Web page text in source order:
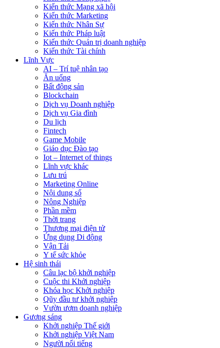
Kiến thức Mạng xã hội
Kiến thức Marketing
Kiến thức Nhân Sự
Kiến thức Pháp luật
Kiến thức Quản trị doanh nghiệp
Kiến thức Tài chính
Lĩnh Vực
AI – Trí tuệ nhân tạo
Ăn uống
Bất động sản
Blockchain
Dịch vụ Doanh nghiệp
Dịch vụ Gia đình
Du lịch
Fintech
Game Mobile
Giáo dục Đào tạo
Iot – Internet of things
Lĩnh vực khác
Lưu trú
Marketing Online
Nội dung số
Nông Nghiệp
Phần mềm
Thời trang
Thương mại điện tử
Ứng dụng Di động
Vận Tải
Y tế sức khỏe
Hệ sinh thái
Câu lạc bộ khởi nghiệp
Cuộc thi Khởi nghiệp
Khóa học Khởi nghiệp
Qũy đầu tư khởi nghiệp
Vườn ươm doanh nghiệp
Gương sáng
Khởi nghiệp Thế giới
Khởi nghiệp Việt Nam
Người nổi tiếng